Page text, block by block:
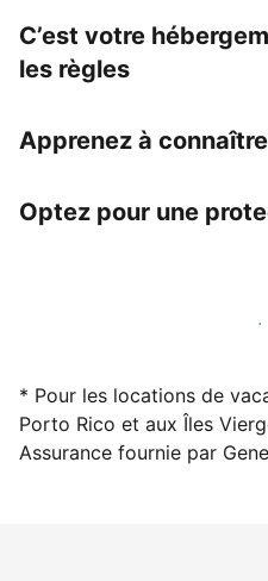
C’est votre
les règles
Apprenez à
Optez pour une
Accueillez des clients
* Pour les locations de
Porto Rico et aux Îles
Assurance fournie par